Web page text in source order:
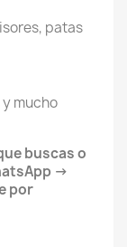
patas
mucho
buscas o
->
por